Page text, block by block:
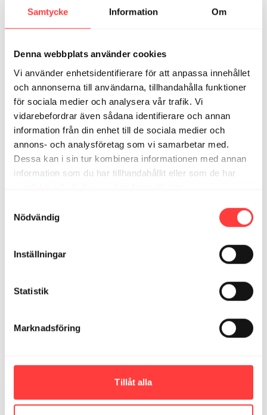
Samtycke Information Om
Denna webbplats använder cookies
Vi använder enhetsidentifierare för att anpassa innehållet
och annonserna till användarna, tillhandahålla funktioner
för sociala medier och analysera vår trafik. Vi
vidarebefordrar även sådana identifierare och annan
information från din enhet till de sociala medier och
annons- och analysföretag som vi samarbetar med.
Dessa kan i sin tur kombinera informationen med annan
information som du har tillhandahållit eller som de har
Nödvändig
Inställningar
Statistik
Marknadsföring
Tillåt alla
Jenny K. februari 13, 2023
0 Visa svar (1)
Fia42 juni 02, 2022
Sen träning idag! Men jag gjorde det! Kommer.sova
gott! Grymt pass tjejer
0 Visa svar (1)
Caroline juni 02, 2022
🙌🏼
0
Desiree M.
Relaterade videor